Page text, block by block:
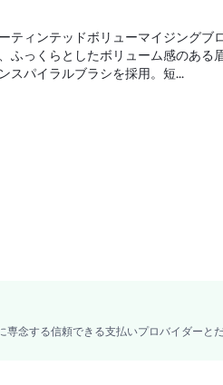
ティンテッドボリューマイジングブ
ふっくらとしたボリューム感のある
スパイラルブラシを採用。短...
EUPHORBIA CERIFERA (CANDELILLA)
ACID, PENTYLENE GLYCOL,
CAPRYLIC/CAPRIC TRIGLYCERIDE,
専念する信頼できる支払いプロバイダーと